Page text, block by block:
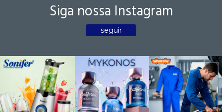
Siga nossa Instagram
seguir